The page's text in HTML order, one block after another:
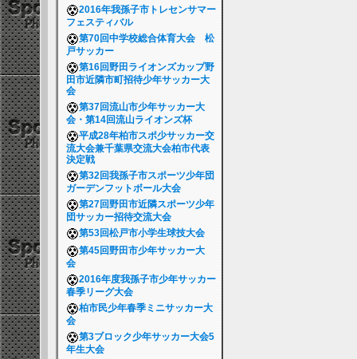
2016年我孫子市トレセンサマー
フェスティバル
第70回中学校総合体育大会 松
戸サッカー
第16回野田ライオンズカップ野
田市近隣市町招待少年サッカー大
会
第37回流山市少年サッカー大
会・第14回流山ライオンズ杯
平成28年柏市スポ少サッカー交
流大会兼千葉県交流大会柏市代表
決定戦
第32回我孫子市スポーツ少年団
ガーデンフットボール大会
第27回野田市近隣スポーツ少年
団サッカー招待交流大会
第53回松戸市小学生球技大会
第45回野田市少年サッカー大
会
2016年度我孫子市少年サッカー
春季リーグ大会
柏市民少年春季ミニサッカー大
会
第3ブロック少年サッカー大会5
年生大会